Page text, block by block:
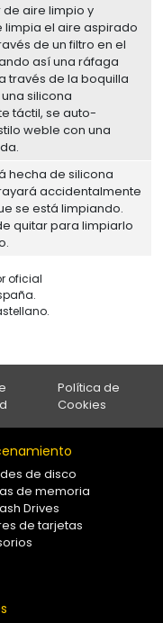
de aire limpio y
el aire aspirado
de un filtro en el
así una ráfaga
través de la boquilla
silicona
táctil, se auto-
weble con una
hecha de silicona
accidentalmente
se está limpiando.
quitar para limpiarlo
oficial
Política de
Cookies
de disco
de memoria
Drives
de tarjetas